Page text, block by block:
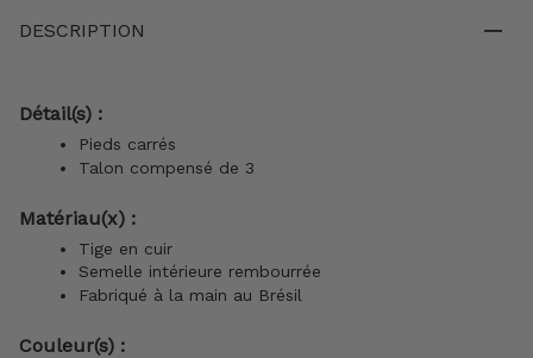
DESCRIPTION
Détail(s) :
Pieds carrés
Talon compensé de 3
Matériau(x) :
Tige en cuir
Semelle intérieure rembourrée
Fabriqué à la main au Brésil
Couleur(s) :